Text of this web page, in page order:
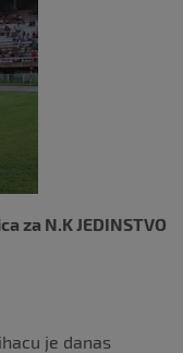
za N.K JEDINSTVO
je danas